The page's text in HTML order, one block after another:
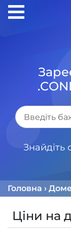
Знайдіть
Головна ›
Ціни на